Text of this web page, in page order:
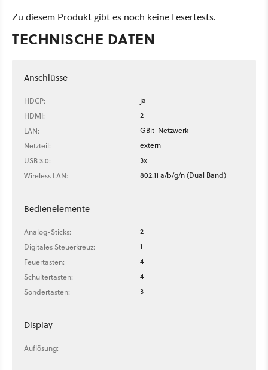
Zu diesem Produkt gibt es noch keine Lesertests.
TECHNISCHE DATEN
Anschlüsse
HDCP:
ja
HDMI:
2
LAN:
GBit-Netzwerk
Netzteil:
extern
USB 3.0:
3x
Wireless LAN:
802.11 a/b/g/n (Dual Band)
Bedienelemente
Analog-Sticks:
2
Digitales Steuerkreuz:
1
Feuertasten:
4
Schultertasten:
4
Sondertasten:
3
Display
Auflösung: